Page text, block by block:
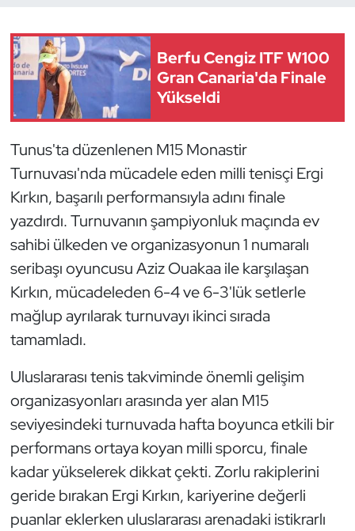
Berfu Cengiz ITF W100
Gran Canaria'da Finale
Yükseldi
Tunus'ta düzenlenen M15 Monastir
Turnuvası'nda mücadele eden milli tenisçi Ergi
Kırkın, başarılı performansıyla adını finale
yazdırdı. Turnuvanın şampiyonluk maçında ev
sahibi ülkeden ve organizasyonun 1 numaralı
seribaşı oyuncusu Aziz Ouakaa ile karşılaşan
Kırkın, mücadeleden 6-4 ve 6-3'lük setlerle
mağlup ayrılarak turnuvayı ikinci sırada
tamamladı.
Uluslararası tenis takviminde önemli gelişim
organizasyonları arasında yer alan M15
seviyesindeki turnuvada hafta boyunca etkili bir
performans ortaya koyan milli sporcu, finale
kadar yükselerek dikkat çekti. Zorlu rakiplerini
geride bırakan Ergi Kırkın, kariyerine değerli
puanlar eklerken uluslararası arenadaki istikrarlı
Dövüş Sanatı
E-Spor
Futbol
Futsal
Genel
Golf
Güreş
Halter
Hava Sporları
Hentbol
İşitme Engelli Sporcular